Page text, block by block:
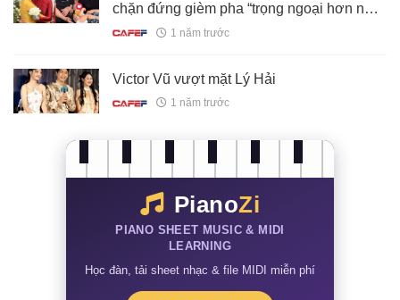
chặn đứng gièm pha “trọng ngoại hơn nội”,
vẹn toàn cả mẹ đẻ, mẹ chồng
1 năm trước
Victor Vũ vượt mặt Lý Hải
1 năm trước
PianoZi
PIANO SHEET MUSIC & MIDI
LEARNING
Học đàn, tải sheet nhạc & file MIDI miễn phí